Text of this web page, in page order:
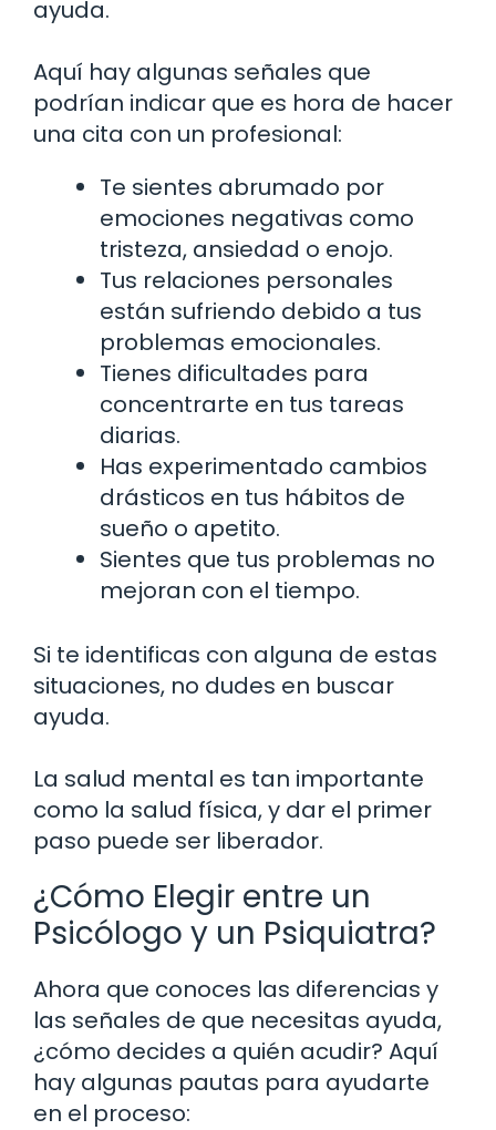
ayuda.
Aquí hay algunas señales que
podrían indicar que es hora de hacer
una cita con un profesional:
Te sientes abrumado por
emociones negativas como
tristeza, ansiedad o enojo.
Tus relaciones personales
están sufriendo debido a tus
problemas emocionales.
Tienes dificultades para
concentrarte en tus tareas
diarias.
Has experimentado cambios
drásticos en tus hábitos de
sueño o apetito.
Sientes que tus problemas no
mejoran con el tiempo.
Si te identificas con alguna de estas
situaciones, no dudes en buscar
ayuda.
La salud mental es tan importante
como la salud física, y dar el primer
paso puede ser liberador.
¿Cómo Elegir entre un
Psicólogo y un Psiquiatra?
Ahora que conoces las diferencias y
las señales de que necesitas ayuda,
¿cómo decides a quién acudir? Aquí
hay algunas pautas para ayudarte
en el proceso: